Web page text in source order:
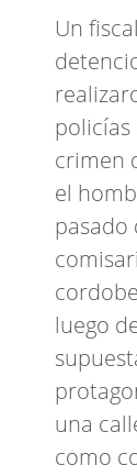
Un
policías
crimen
el
pasado
luego
una
como